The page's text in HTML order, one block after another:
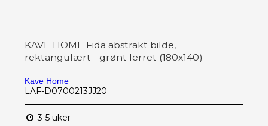
KAVE HOME Fida abstrakt bilde,
rektangulært - grønt lerret (180x140)
Kave Home
LAF-D0700213JJ20
3-5 uker